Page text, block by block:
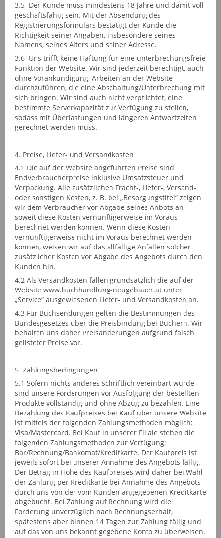
3.5 Der Kunde muss mindestens 18 Jahre und damit voll
geschäftsfähig sein. Mit der Absendung des
Registrierungsformulars bestätigt der Kunde die
Richtigkeit seiner Angaben, insbesondere seines
Namens, seines Alters und seiner Adresse.
3.6 Uns trifft keine Haftung für eine unterbrechungsfreie
Funktion der Website. Wir sind jederzeit berechtigt, auch
ohne Vorankündigung, Arbeiten an der Website
durchzuführen, die eine Abschaltung/Unterbrechung mit
sich bringen. Wir sind auch nicht verpflichtet, eine
bestimmte Serverkapazität zur Verfügung zu stellen,
sodass mit Überlastungen und längeren Antwortzeiten
gerechnet werden muss.
4. Preise, Liefer- und Versandkosten
4.1 Die auf der Website angeführten Preise sind
Endverbraucherpreise inklusive Umsatzsteuer und
Verpackung. Alle zusätzlichen Fracht-, Liefer-, Versand-
oder sonstigen Kosten, z. B. bei „Besorgungstitel“ zeigen
wir dem Verbraucher vor Abgabe seines Anbots an,
soweit diese Kosten vernünftigerweise im Voraus
berechnet werden können. Wenn diese Kosten
vernünftigerweise nicht im Voraus berechnet werden
können, weisen wir auf das allfällige Anfallen solcher
zusätzlicher Kosten vor Abgabe des Angebots durch den
Kunden hin.
4.2 Als Versandkosten fallen grundsätzlich die auf der
Website www.buchhandlung-neugebauer.at unter
„Service“ ausgewiesenen Liefer- und Versandkosten an.
4.3 Für Buchsendungen gelten die Bestimmungen des
Bundesgesetzes über die Preisbindung bei Büchern. Wir
behalten uns daher Preisänderungen aufgrund falsch
gelisteter Preise vor.
5. Zahlungsbedingungen
5.1 Sofern nichts anderes schriftlich vereinbart wurde
sind unsere Forderungen vor Ausfolgung der bestellten
Produkte vollständig und ohne Abzug zu bezahlen. Eine
Bezahlung des Kaufpreises bei Kauf über unsere Website
ist mittels der folgenden Zahlungsmethoden möglich:
Visa/Mastercard. Bei Kauf in unserer Filiale stehen die
folgenden Zahlungsmethoden zur Verfügung:
Bar/Rechnung/Bankomat/Kreditkarte. Der Kaufpreis ist
jeweils sofort bei unserer Annahme des Angebots fällig.
Der Betrag in Höhe des Kaufpreises wird daher bei Wahl
der Zahlung per Kreditkarte bei Annahme des Angebots
durch uns von der vom Kunden angegebenen Kreditkarte
abgebucht. Bei Zahlung auf Rechnung wird die
Forderung unverzüglich nach Rechnungserhalt,
spätestens aber binnen 14 Tagen zur Zahlung fällig und
auf das von uns bekannt gegebene Konto zu überweisen.